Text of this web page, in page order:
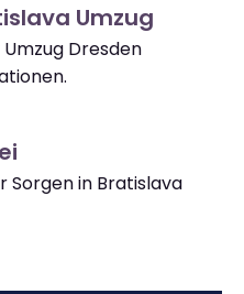
Umzug
Dresden
Sorgen in Bratislava